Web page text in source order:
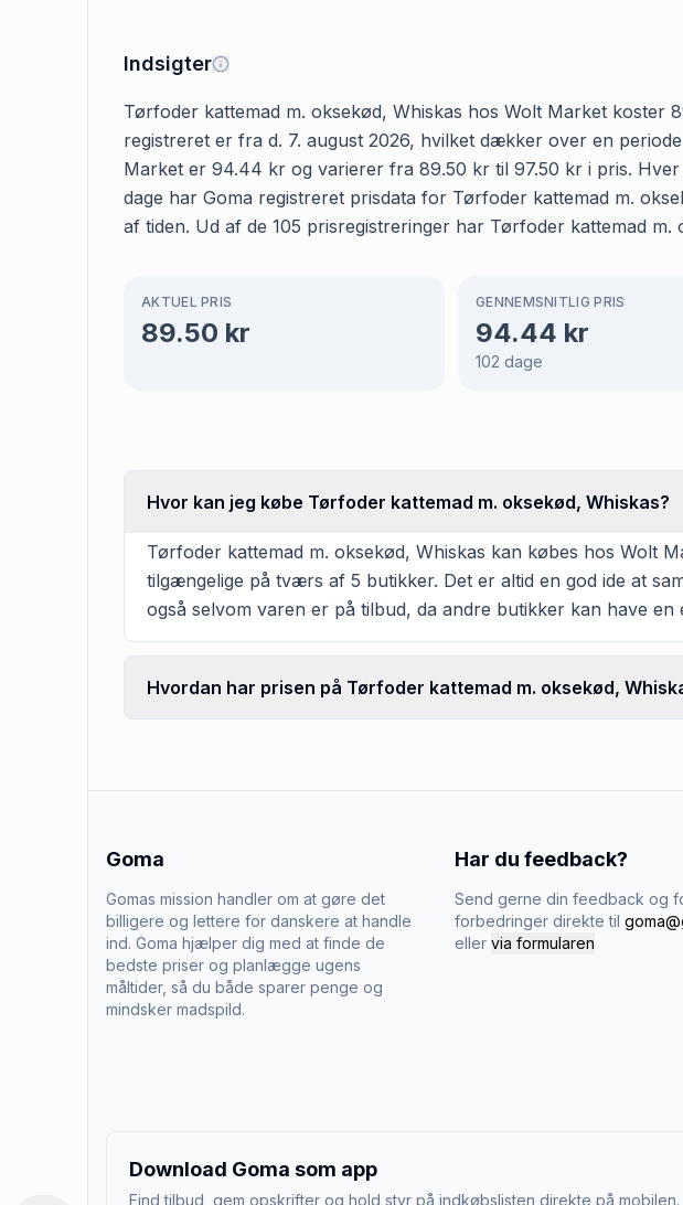
Indsigter
Tørfoder kattemad m. oksekød, Whiskas hos Wolt Market koster
registreret er fra d. 7. august 2026, hvilket dækker over en
Market er 94.44 kr og varierer fra 89.50 kr til 97.50 kr i pris.
dage har Goma registreret prisdata for Tørfoder kattemad m.
af tiden. Ud af de 105 prisregistreringer har Tørfoder kattemad
AKTUEL PRIS
89.50 kr
GENNEMSNITLIG PRIS
94.44 kr
102 dage
Hvor kan jeg købe Tørfoder kattemad m. oksekød, Whiskas?
Tørfoder kattemad m. oksekød, Whiskas kan købes hos Wolt
tilgængelige på tværs af 5 butikker. Det er altid en god ide at
også selvom varen er på tilbud, da andre butikker kan have en
Hvordan har prisen på Tørfoder kattemad m. oksekød,
Goma
Gomas mission handler om at gøre det
billigere og lettere for danskere at handle
ind. Goma hjælper dig med at finde de
bedste priser og planlægge ugens
måltider, så du både sparer penge og
mindsker madspild.
Har du feedback?
Send gerne din feedback og
forbedringer direkte til
eller via formularen
Download Goma som app
Find tilbud, gem opskrifter og hold styr på indkøbslisten direkte på mobilen.